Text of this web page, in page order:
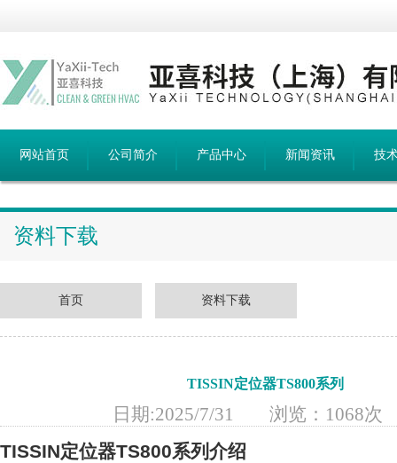
网站首页 公司简介 产品中心 新闻资讯 技
资料下载
首页 资料下载
TISSIN定位器TS800系列
日期:2025/7/31 浏览：1068次
TISSIN定位器TS800系列介绍